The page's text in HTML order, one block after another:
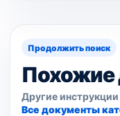
Продолжить поиск
Похожие
Другие
Все документы